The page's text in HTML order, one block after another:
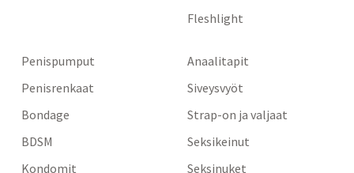
Fleshlight
Penispumput
Penisrenkaat
Bondage
BDSM
Kondomit
Anaalitapit
Siveysvyöt
Strap-on ja valjaat
Seksikeinut
Seksinuket